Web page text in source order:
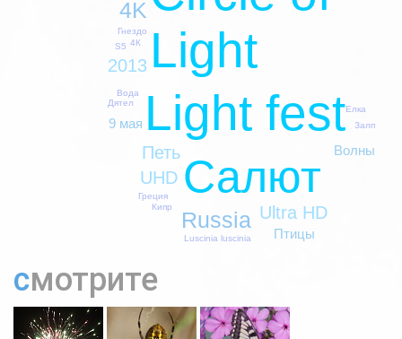
Light
Light fest
Салют
Russia
4K
UHD
Ultra HD
2013
Петь
Птицы
Волны
9 мая
Luscinia luscinia
Гнездо
Дятел
S5 4К
Вода
Греция
Елка
Кипр
Залп
смотрите